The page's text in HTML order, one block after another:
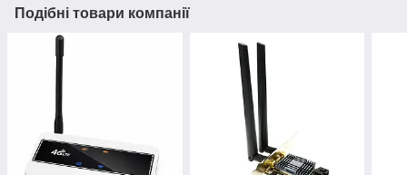
Подібні товари компанії